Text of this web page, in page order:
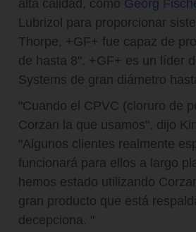
alta calidad, como Georg
Lubrizol para proporcionar
Thorpe, +GF+ fue capaz de
de hasta 8". +GF+ es un líder
Systems de gran diámetro
"Cuando el CPVC (cloruro de
Corzan la que usamos", dijo
"Algunos clientes realmente
funcionará para ellos a largo
hemos estado utilizando
gran producto que está
decepciona. "